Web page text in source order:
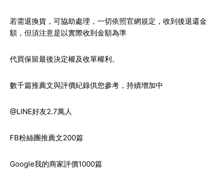
若需退換貨，可協助處理，一切依照官網規定，收到後退還金
額，但須注意是以實際收到金額為準
代買保留最後決定權及收單權利。
數千篇推薦文與評價紀錄供您參考，持續增加中
@LINE好友2.7萬人
FB粉絲團推薦文200篇
Google我的商家評價1000篇